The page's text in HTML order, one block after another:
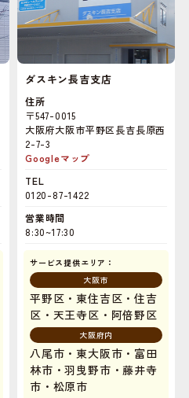
ダスキン長吉支店
住所
〒547-0015
大阪府大阪市平野区長吉長原西
2-7-3
Googleマップ
TEL
0120-87-1422
営業時間
8:30~17:30
サービス提供エリア：
大阪市
平野区・東住吉区・住吉
区・天王寺区・阿倍野区
大阪府内
八尾市・東大阪市・富田
林市・羽曳野市・藤井寺
市・松原市